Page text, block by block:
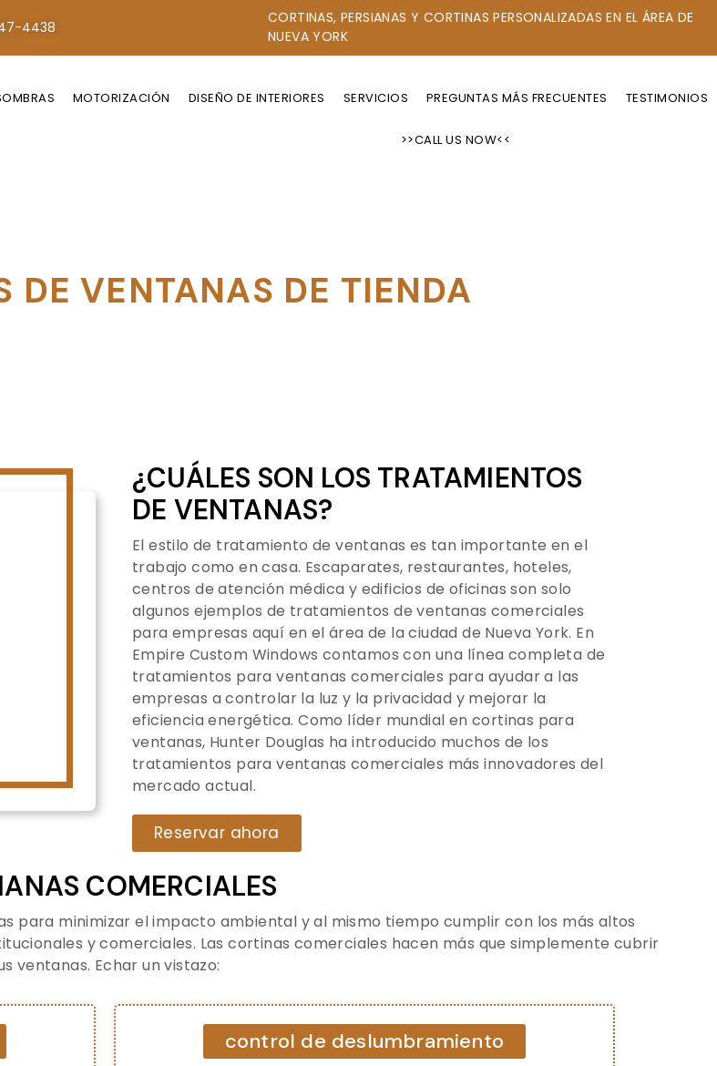
4438
CORTINAS, PERSIANAS Y CORTINAS PERSONALIZADAS EN EL ÁREA DE
NUEVA YORK
MOTORIZACIÓN DISEÑO DE INTERIORES SERVICIOS PREGUNTAS MÁS FRECUENTES TESTIMONIOS
>>CALL US NOW<<
DE VENTANAS DE TIENDA
¿CUÁLES SON LOS TRATAMIENTOS
DE VENTANAS?
El estilo de tratamiento de ventanas es tan importante en el
trabajo como en casa. Escaparates, restaurantes, hoteles,
centros de atención médica y edificios de oficinas son solo
algunos ejemplos de tratamientos de ventanas comerciales
para empresas aquí en el área de la ciudad de Nueva York. En
Empire Custom Windows contamos con una línea completa de
tratamientos para ventanas comerciales para ayudar a las
empresas a controlar la luz y la privacidad y mejorar la
eficiencia energética. Como líder mundial en cortinas para
ventanas, Hunter Douglas ha introducido muchos de los
tratamientos para ventanas comerciales más innovadores del
mercado actual.
Reservar ahora
COMERCIALES
para minimizar el impacto ambiental y al mismo tiempo cumplir con los más altos
y comerciales. Las cortinas comerciales hacen más que simplemente cubrir
ventanas. Echar un vistazo:
control de deslumbramiento